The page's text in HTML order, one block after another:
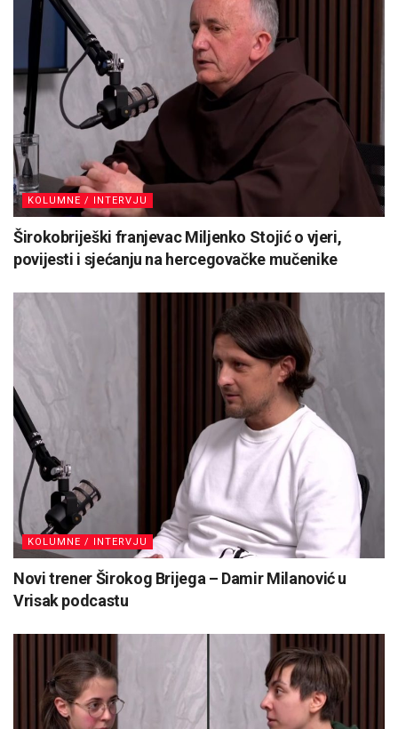
KOLUMNE / INTERVJU
Širokobriješki franjevac Miljenko Stojić o vjeri,
povijesti i sjećanju na hercegovačke mučenike
KOLUMNE / INTERVJU
Novi trener Širokog Brijega – Damir Milanović u
Vrisak podcastu